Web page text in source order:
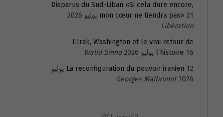
Disparus du Sud-Liban «Si cela dure encore,
mon cœur ne tiendra pas» 21 يوليو 2026
Libération
L’Irak, Washington et le vrai retour de
l’histoire 16 يوليو 2026
Walid Sinno
La reconfiguration du pouvoir iranien 12 يوليو
2026
Georges Malbrunot
23 ديسمبر 2011